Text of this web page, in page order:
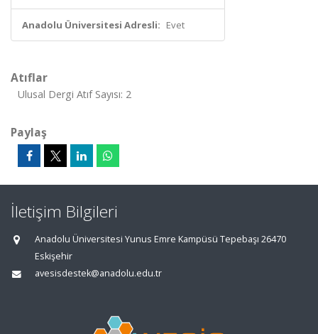
Anadolu Üniversitesi Adresli: Evet
Atıflar
Ulusal Dergi Atıf Sayısı: 2
Paylaş
İletişim Bilgileri
Anadolu Üniversitesi Yunus Emre Kampüsü Tepebaşı 26470
Eskişehir
avesisdestek@anadolu.edu.tr